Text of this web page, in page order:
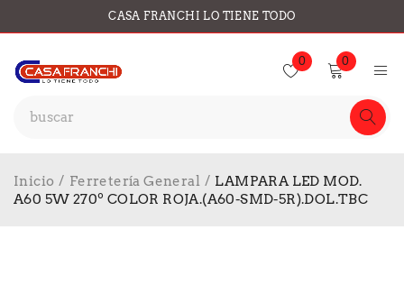
CASA FRANCHI LO TIENE TODO
0 0
Inicio / Ferretería General / LAMPARA LED MOD.
A60 5W 270º COLOR ROJA.(A60-SMD-5R).DOL.TBC